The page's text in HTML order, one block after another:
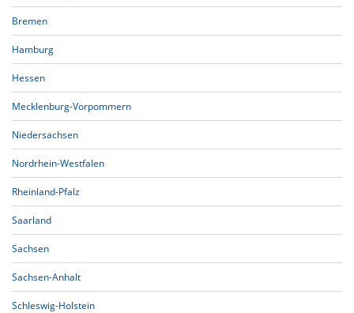
Bremen
Hamburg
Hessen
Mecklenburg-Vorpommern
Niedersachsen
Nordrhein-Westfalen
Rheinland-Pfalz
Saarland
Sachsen
Sachsen-Anhalt
Schleswig-Holstein